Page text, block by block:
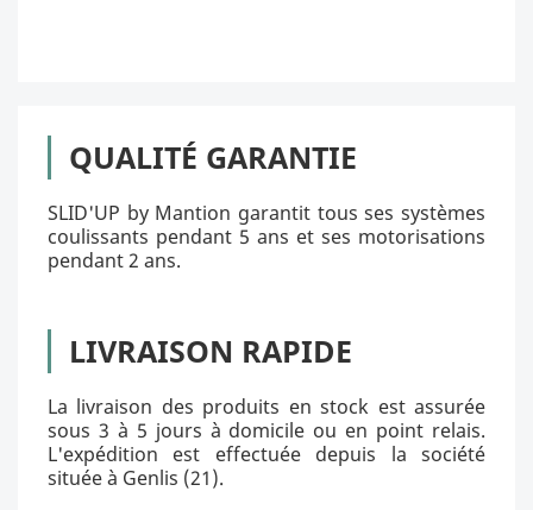
QUALITÉ GARANTIE
SLID'UP by Mantion garantit tous ses systèmes
coulissants pendant 5 ans et ses motorisations
pendant 2 ans.
LIVRAISON RAPIDE
La livraison des produits en stock est assurée
sous 3 à 5 jours à domicile ou en point relais.
L'expédition est effectuée depuis la société
située à Genlis (21).